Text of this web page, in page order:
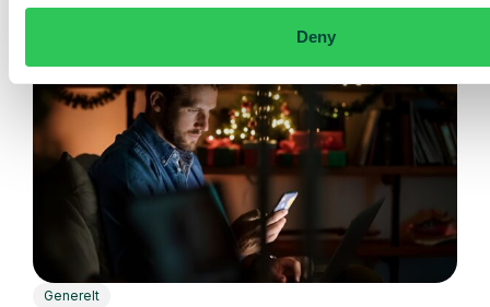
Deny
Generelt